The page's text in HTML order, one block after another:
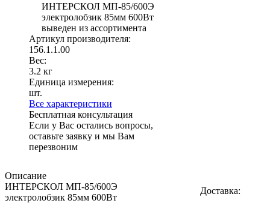
ИНТЕРСКОЛ МП-85/600Э
электролобзик 85мм 600Вт
выведен из ассортимента
Артикул производителя:
156.1.1.00
Вес:
3.2 кг
Единица измерения:
шт.
Все характеристики
Бесплатная консультация
Если у Вас остались вопросы,
оставьте заявку и мы Вам
перезвоним
Доставка:
Описание
ИНТЕРСКОЛ МП-85/600Э
электролобзик 85мм 600Вт